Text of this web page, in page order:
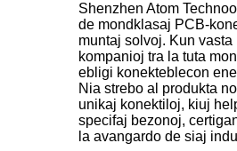
Shenzhen Atom
de mondklasaj PCB-
muntaj solvoj. Kun vasta
kompanioj tra la tuta
ebligi konekteblecon
Nia strebo al produkta
unikaj konektiloj, kiuj
specifaj bezonoj,
la avangardo de siaj